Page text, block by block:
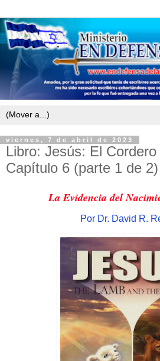
viernes, 7 de abril de 2023
Libro: Jesús: El
Capítulo 6 (parte 1 de 2)
La Evidencia del
Por Dr. David R.